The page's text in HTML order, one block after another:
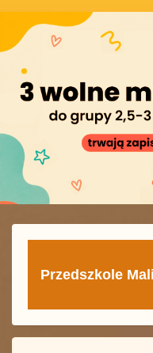
Przedszkole